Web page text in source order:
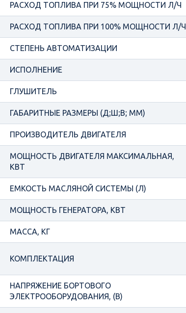
РАСХОД ТОПЛИВА ПРИ 75% МОЩНОСТИ Л/Ч
РАСХОД ТОПЛИВА ПРИ 100% МОЩНОСТИ Л/Ч
СТЕПЕНЬ АВТОМАТИЗАЦИИ
ИСПОЛНЕНИЕ
ГЛУШИТЕЛЬ
ГАБАРИТНЫЕ РАЗМЕРЫ (Д;Ш;В; ММ)
ПРОИЗВОДИТЕЛЬ ДВИГАТЕЛЯ
МОЩНОСТЬ ДВИГАТЕЛЯ МАКСИМАЛЬНАЯ,
КВТ
ЕМКОСТЬ МАСЛЯНОЙ СИСТЕМЫ (Л)
МОЩНОСТЬ ГЕНЕРАТОРА, КВТ
МАССА, КГ
КОМПЛЕКТАЦИЯ
НАПРЯЖЕНИЕ БОРТОВОГО
ЭЛЕКТРООБОРУДОВАНИЯ, (В)